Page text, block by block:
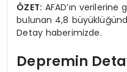
ÖZET: AFAD’ın
bulunan 4,8
Detay haberimizde.
Depremin